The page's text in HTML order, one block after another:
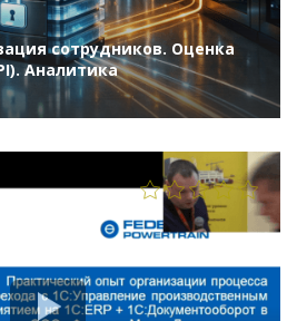
сотрудников. Оценка
Аналитика